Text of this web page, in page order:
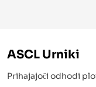
ASCL Urniki
Prihajajoči odhodi